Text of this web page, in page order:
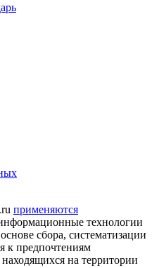
применяются
технологии
сбора, систематизации
к предпочтениям
на территории